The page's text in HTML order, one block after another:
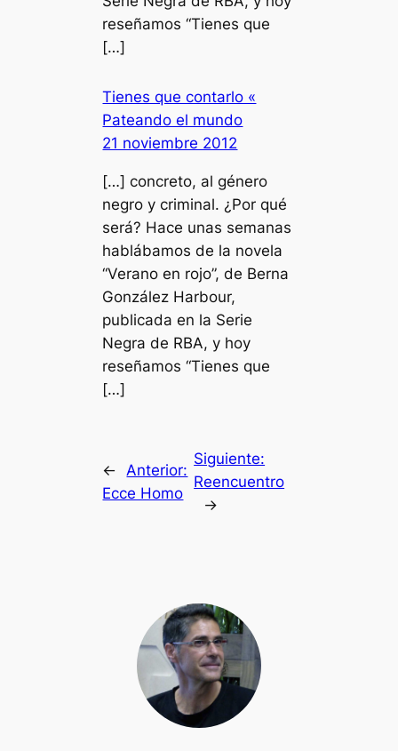
reseñamos “Tienes que
[…]
Tienes que contarlo «
Pateando el mundo
21 noviembre 2012
[…] concreto, al género
negro y criminal. ¿Por qué
será? Hace unas semanas
hablábamos de la novela
“Verano en rojo”, de Berna
González Harbour,
publicada en la Serie
Negra de RBA, y hoy
reseñamos “Tienes que
[…]
←
Anterior:
Ecce Homo
Siguiente:
Reencuentro
→